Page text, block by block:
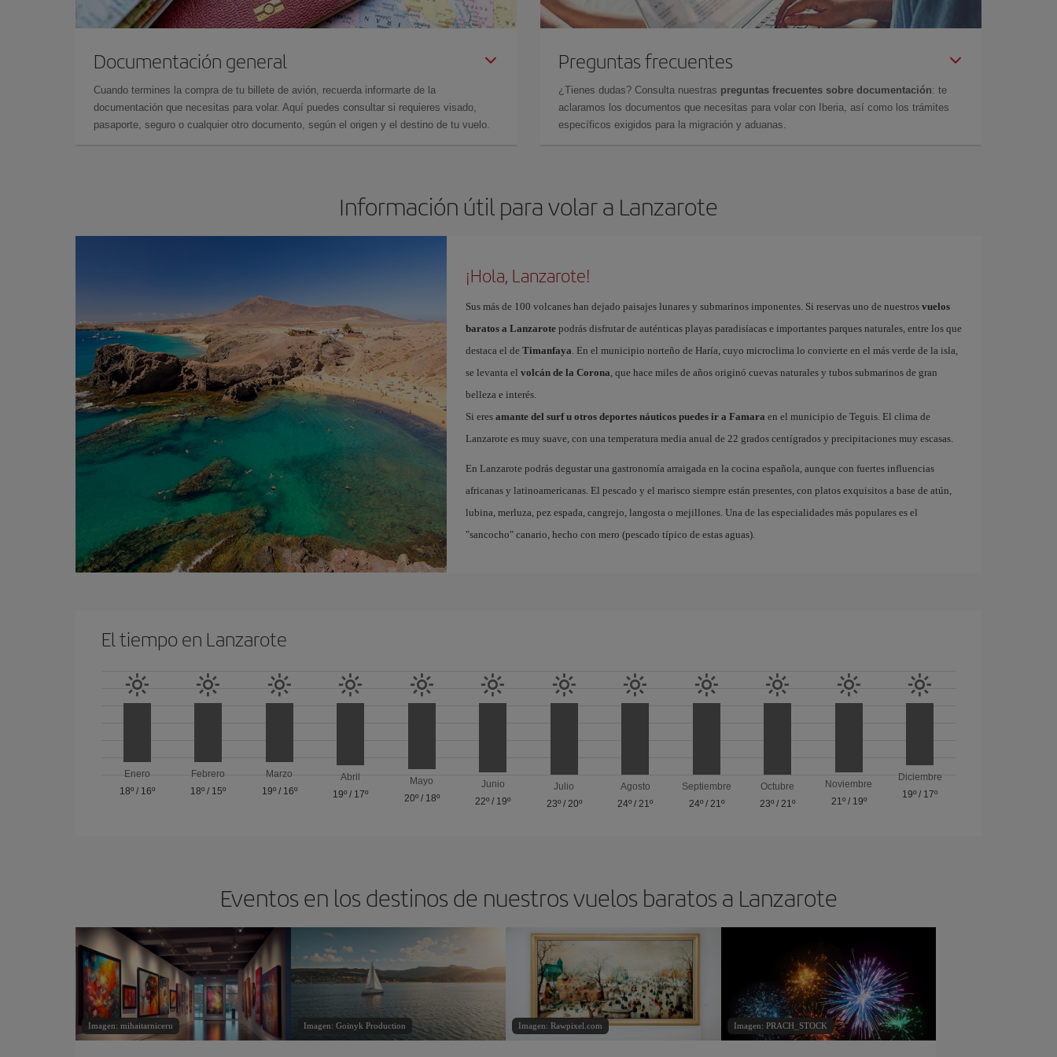
Documentación general
Cuando termines la compra de tu billete de avión, recuerda informarte de la
documentación que necesitas para volar. Aquí puedes consultar si requieres visado,
pasaporte, seguro o cualquier otro documento, según el origen y el destino de tu vuelo.
Preguntas frecuentes
¿Tienes dudas? Consulta nuestras preguntas frecuentes sobre documentación: te
aclaramos los documentos que necesitas para volar con Iberia, así como los trámites
específicos exigidos para la migración y aduanas.
Información útil para volar a Lanzarote
¡Hola, Lanzarote!
Sus más de 100 volcanes han dejado paisajes lunares y submarinos imponentes. Si reservas uno de nuestros vuelos
baratos a Lanzarotepodrás disfrutar de auténticas playas paradisíacas e importantes parques naturales, entre los que
destaca el de Timanfaya. En el municipio norteño de Haría, cuyo microclima lo convierte en el más verde de la isla,
se levanta el volcán de la Corona, que hace miles de años originó cuevas naturales y tubos submarinos de gran
belleza e interés.
Si eres amante del surf u otros deportes náuticos puedes ir a Famara en el municipio de Teguis. El clima de
Lanzarote es muy suave, con una temperatura media anual de 22 grados centígrados y precipitaciones muy escasas.
En Lanzarote podrás degustar una gastronomía arraigada en la cocina española, aunque con fuertes influencias
africanas y latinoamericanas. El pescado y el marisco siempre están presentes, con platos exquisitos a base de atún,
lubina, merluza, pez espada, cangrejo, langosta o mejillones. Una de las especialidades más populares es el
"sancocho" canario, hecho con mero (pescado típico de estas aguas).
El tiempo en Lanzarote
Enero
18º/ 16º
Febrero
18º / 15º
Marzo
19º/ 16º
Abril
19º / 17º
Mayo
20º/ 18º
Junio
22º / 19º
Julio
23º/ 20º
Agosto
24º /21º
Septiembre
24º/ 21º
Octubre
23º /21º
Noviembre
21º/ 19º
Diciembre
19º / 17º
Eventos en los destinos de nuestros vuelos baratos a Lanzarote
Imagen: mihaitarniceru Imagen: Goinyk Production Imagen: Rawpixel.com Imagen: PRACH_STOCK